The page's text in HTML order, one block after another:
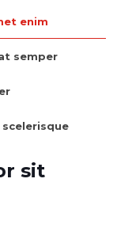
enim
semper
sit